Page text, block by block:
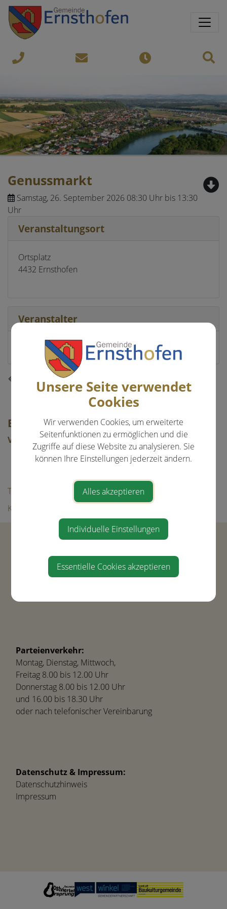
Sprungmarken
Springe direkt zu:
8450
EVENTS & FREIZEIT
Veranstaltungen
Aktuelle Veranstaltungen
Tourismus
Kultur & Freizeit
Genussmarkt
Samstag, 26. September 2026 08:30 Uhr bis 13:30
Uhr
Veranstaltungsort
Ortsplatz
4432 Ernsthofen
Veranstalter
Gemeinde Ernsthofen
⇐ zurück
Gemeinde Ernsthofen
4432 Ernsthofen
+43(0) 7435-8450
Parteienverkehr:
Montag, Dienstag, Mittwoch,
Freitag 8.00 bis 12.00 Uhr
Donnerstag 8.00 bis 12.00 Uhr
und 16.00 bis 18.30 Uhr
oder nach telefonischer Vereinbarung
Datenschutz & Impressum:
Datenschutzhinweis
Impressum
Unsere Seite verwendet
Cookies
Wir verwenden Cookies, um erweiterte
Seitenfunktionen zu ermöglichen und die
Zugriffe auf diese Website zu analysieren. Sie
können Ihre Einstellungen jederzeit ändern.
Alles akzeptieren
Individuelle Einstellungen
Essentielle Cookies akzeptieren